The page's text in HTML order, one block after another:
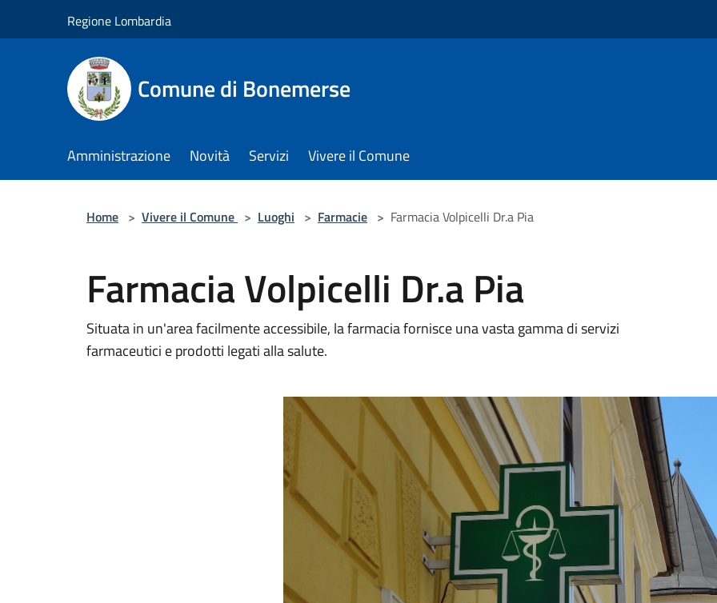
Regione Lombardia
Comune di Bonemerse
Amministrazione Novità Servizi Vivere il Comune
Home > Vivere il Comune > Luoghi > Farmacie > Farmacia Volpicelli Dr.a Pia
Farmacia Volpicelli Dr.a Pia
Situata in un'area facilmente accessibile, la farmacia fornisce una vasta gamma di servizi
farmaceutici e prodotti legati alla salute.